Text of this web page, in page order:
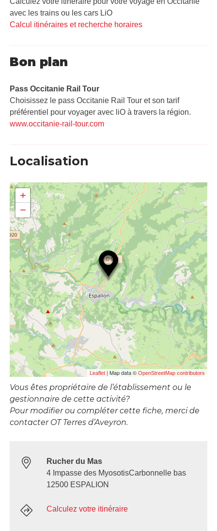
avec les trains ou les cars LiO
Calcul itinéraires et recherche horaires
Bon plan
Pass Occitanie Rail Tour​
Choisissez le pass Occitanie Rail Tour et son tarif
préférentiel pour voyager avec liO à travers la région.
www.occitanie-rail-tour.com
Localisation
+
−
Leaflet | Map data © OpenStreetMap contributors
Vous êtes propriétaire de l’établissement ou le
gestionnaire de cette activité?
Pour modifier ou compléter cette fiche, merci de
contacter OT Terres d’Aveyron.
Rucher du Mas
4 Impasse des MyosotisCarbonnelle bas
12500 ESPALION
Calculez votre itinéraire